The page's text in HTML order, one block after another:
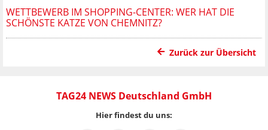
WETTBEWERB IM SHOPPING-CENTER: WER HAT DIE
SCHÖNSTE KATZE VON CHEMNITZ?
Zurück zur Übersicht
TAG24 NEWS Deutschland GmbH
Hier findest du uns: